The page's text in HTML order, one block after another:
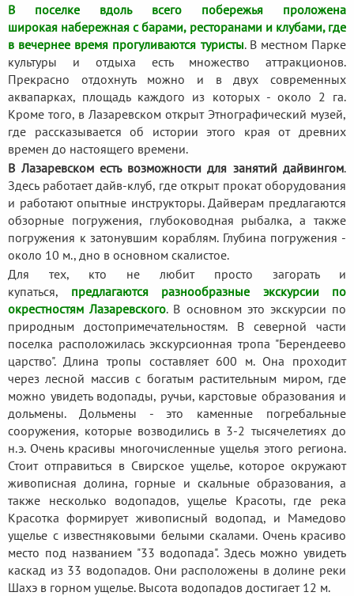
В поселке вдоль всего побережья проложена
широкая набережная с барами, ресторанами и клубами, где
в вечернее время прогуливаются туристы. В местном Парке
культуры и отдыха есть множество аттракционов.
Прекрасно отдохнуть можно и в двух современных
аквапарках, площадь каждого из которых - около 2 га.
Кроме того, в Лазаревском открыт Этнографический музей,
где рассказывается об истории этого края от древних
времен до настоящего времени.
В Лазаревском есть возможности для занятий дайвингом.
Здесь работает дайв-клуб, где открыт прокат оборудования
и работают опытные инструкторы. Дайверам предлагаются
обзорные погружения, глубоководная рыбалка, а также
погружения к затонувшим кораблям. Глубина погружения -
около 10 м., дно в основном скалистое.
Для тех, кто не любит просто загорать и
купаться, предлагаются разнообразные экскурсии по
окрестностям Лазаревского. В основном это экскурсии по
природным достопримечательностям. В северной части
поселка расположилась экскурсионная тропа "Берендеево
царство". Длина тропы составляет 600 м. Она проходит
через лесной массив с богатым растительным миром, где
можно увидеть водопады, ручьи, карстовые образования и
дольмены. Дольмены - это каменные погребальные
сооружения, которые возводились в 3-2 тысячелетиях до
н.э. Очень красивы многочисленные ущелья этого региона.
Стоит отправиться в Свирское ущелье, которое окружают
живописная долина, горные и скальные образования, а
также несколько водопадов, ущелье Красоты, где река
Красотка формирует живописный водопад, и Мамедово
ущелье с известняковыми белыми скалами. Очень красиво
место под названием "33 водопада". Здесь можно увидеть
каскад из 33 водопадов. Они расположены в долине реки
Шахэ в горном ущелье. Высота водопадов достигает 12 м.